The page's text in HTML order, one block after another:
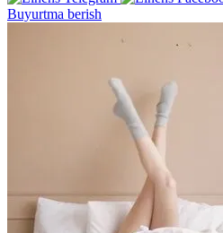
Buyurtma berish